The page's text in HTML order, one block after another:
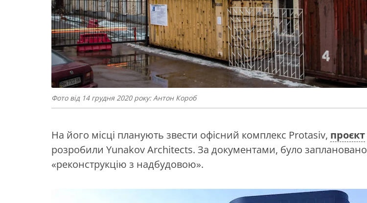
Фото від 14 грудня 2020 року: Антон Короб
На його місці планують звести офісний комплекс Protasiv, проєкт
розробили Yunakov Architects. За документами, було заплановано
«реконструкцію з надбудовою».